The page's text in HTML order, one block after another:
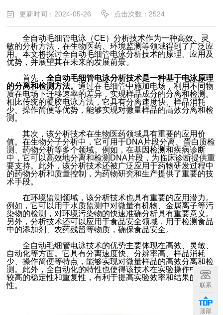
更新时间：2024-05-26 点击次数：2524
全自动毛细管电泳（CE）分析技术作为一种高效、灵
敏的分析方法，在生物医药、环境监测等领域得到了广泛应
用。本文将探讨全自动毛细管电泳分析技术的原理、应用及
优势，并展望其在未来的发展前景。
首先，全自动毛细管电泳分析技术是一种基于电泳原理
的分离和检测方法。通过在毛细管中施加电场，利用不同物
质在电场下迁移速率的差异，实现样品成分的分离和检测。
相比传统的凝胶电泳方法，它具有分离速度快、样品消耗
少、操作简便等优势，能够实现对微量样品的高效分离和检
测。
其次，该分析技术在生物医药领域具有重要的应用价
值。在生物分子分析中，它可用于DNA片段分离、蛋白质检
测、药物分析等多个领域。例如，在基因检测和疾病诊断
中，它可以高效地分离和检测DNA片段，为临床诊断提供重
要支持。此外，该分析技术还被广泛应用于药物研发过程中
的药物分析和质量控制，为药物研究和生产提供了重要的技
术手段。
在环境监测领域，该分析技术也具有重要的应用潜力。
例如，它可以用于水质监测中对微量有机物、金属离子等污
染物的检测，对环境污染物的快速准确分析具有重要意义。
另外，分析技术还可以应用于食品安全领域，用于检测食品
中的添加剂、农药残留等物质，确保食品安全。
全自动毛细管电泳技术的优势主要体现在高效、灵敏、
自动化等方面。它具有分离速度快、分辨率高、样品消耗
少、操作简便等特点，能够实现对微量样品的高效分离和检
测。此外，全自动化的特性也使得该技术在实验操作中具有
较高的稳定性和重复性，有利于提高实验效率和结果的可靠
性。
联系
顶部